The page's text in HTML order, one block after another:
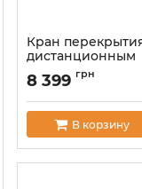
Кран
дистанционным
управлением
1" Black
Артикул:000029716
8 399 грн
В корзину